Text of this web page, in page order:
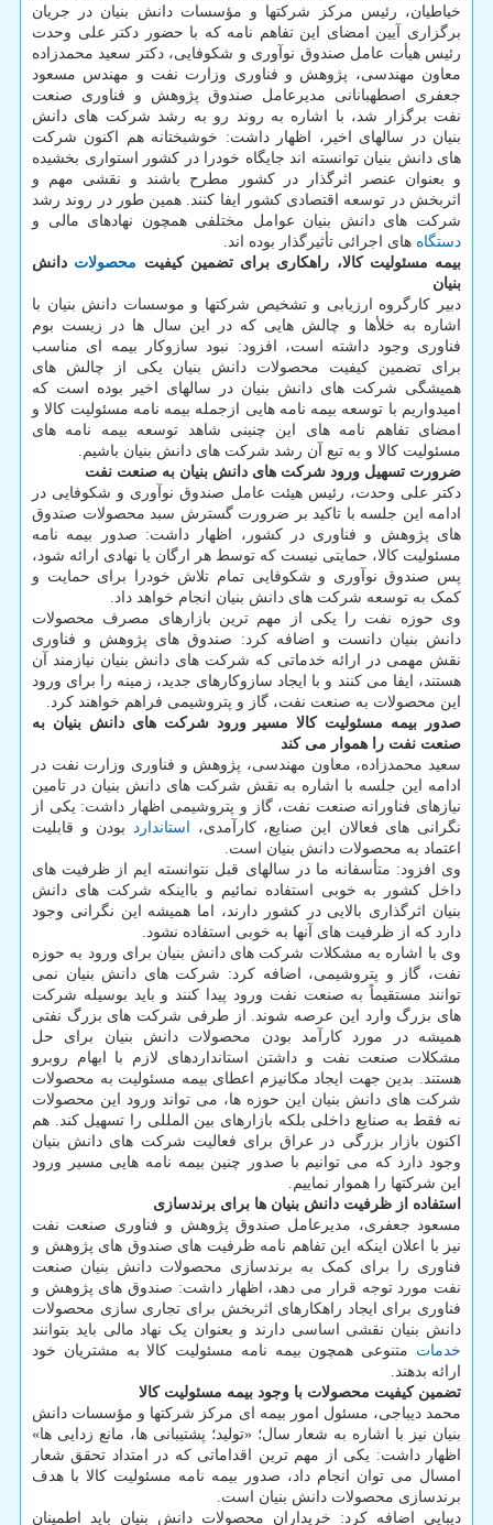
خیاطیان، رئیس مرکز شرکتها و مؤسسات دانش بنیان در جریان
برگزاری آیین امضای این تفاهم نامه که با حضور دکتر علی وحدت
رئیس هیأت عامل صندوق نوآوری و شکوفایی، دکتر سعید محمدزاده
معاون مهندسی، پژوهش و فناوری وزارت نفت و مهندس مسعود
جعفری اصطهبانانی مدیرعامل صندوق پژوهش و فناوری صنعت
نفت برگزار شد، با اشاره به روند رو به رشد شرکت های دانش
بنیان در سالهای اخیر، اظهار داشت: خوشبختانه هم اکنون شرکت
های دانش بنیان توانسته اند جایگاه خودرا در کشور استواری بخشیده
و بعنوان عنصر اثرگذار در کشور مطرح باشند و نقشی مهم و
اثربخش در توسعه اقتصادی کشور ایفا کنند. همین طور در روند رشد
شرکت های دانش بنیان عوامل مختلفی همچون نهادهای مالی و
دستگاه های اجرائی تأثیرگذار بوده اند.
بیمه مسئولیت کالا، راهکاری برای تضمین کیفیت محصولات دانش
بنیان
دبیر کارگروه ارزیابی و تشخیص شرکتها و موسسات دانش بنیان با
اشاره به خلأها و چالش هایی که در این سال ها در زیست بوم
فناوری وجود داشته است، افزود: نبود سازوکار بیمه ای مناسب
برای تضمین کیفیت محصولات دانش بنیان یکی از چالش های
همیشگی شرکت های دانش بنیان در سالهای اخیر بوده است که
امیدواریم با توسعه بیمه نامه هایی ازجمله بیمه نامه مسئولیت کالا و
امضای تفاهم نامه های این چنینی شاهد توسعه بیمه نامه های
مسئولیت کالا و به تبع آن رشد شرکت های دانش بنیان باشیم.
ضرورت تسهیل ورود شرکت های دانش بنیان به صنعت نفت
دکتر علی وحدت، رئیس هیئت عامل صندوق نوآوری و شکوفایی در
ادامه این جلسه با تاکید بر ضرورت گسترش سبد محصولات صندوق
های پژوهش و فناوری در کشور، اظهار داشت: صدور بیمه نامه
مسئولیت کالا، حمایتی نیست که توسط هر ارگان یا نهادی ارائه شود،
پس صندوق نوآوری و شکوفایی تمام تلاش خودرا برای حمایت و
کمک به توسعه شرکت های دانش بنیان انجام خواهد داد.
وی حوزه نفت را یکی از مهم ترین بازارهای مصرف محصولات
دانش بنیان دانست و اضافه کرد: صندوق های پژوهش و فناوری
نقش مهمی در ارائه خدماتی که شرکت های دانش بنیان نیازمند آن
هستند، ایفا می کنند و با ایجاد سازوکارهای جدید، زمینه را برای ورود
این محصولات به صنعت نفت، گاز و پتروشیمی فراهم خواهند کرد.
صدور بیمه مسئولیت کالا مسیر ورود شرکت های دانش بنیان به
صنعت نفت را هموار می کند
سعید محمدزاده، معاون مهندسی، پژوهش و فناوری وزارت نفت در
ادامه این جلسه با اشاره به نقش شرکت های دانش بنیان در تامین
نیازهای فناورانه صنعت نفت، گاز و پتروشیمی اظهار داشت: یکی از
نگرانی های فعالان این صنایع، کارآمدی، استاندارد
بودن و قابلیت
اعتماد به محصولات دانش بنیان است.
وی افزود: متأسفانه ما در سالهای قبل نتوانسته ایم از ظرفیت های
داخل کشور به خوبی استفاده نمائیم و بااینکه شرکت های دانش
بنیان اثرگذاری بالایی در کشور دارند، اما همیشه این نگرانی وجود
دارد که از ظرفیت های آنها به خوبی استفاده نشود.
وی با اشاره به مشکلات شرکت های دانش بنیان برای ورود به حوزه
نفت، گاز و پتروشیمی، اضافه کرد: شرکت های دانش بنیان نمی
توانند مستقیماً به صنعت نفت ورود پیدا کنند و باید بوسیله شرکت
های بزرگ وارد این عرصه شوند. از طرفی شرکت های بزرگ نفتی
همیشه در مورد کارآمد بودن محصولات دانش بنیان برای حل
مشکلات صنعت نفت و داشتن استانداردهای لازم با ابهام روبرو
هستند. بدین جهت ایجاد مکانیزم اعطای بیمه مسئولیت به محصولات
شرکت های دانش بنیان این حوزه ها، می تواند ورود این محصولات
نه فقط به صنایع داخلی بلکه بازارهای بین المللی را تسهیل کند. هم
اکنون بازار بزرگی در عراق برای فعالیت شرکت های دانش بنیان
وجود دارد که می توانیم با صدور چنین بیمه نامه هایی مسیر ورود
این شرکتها را هموار نماییم.
استفاده از ظرفیت دانش بنیان ها برای برندسازی
مسعود جعفری، مدیرعامل صندوق پژوهش و فناوری صنعت نفت
نیز با اعلان اینکه این تفاهم نامه ظرفیت های صندوق های پژوهش و
فناوری را برای کمک به برندسازی محصولات دانش بنیان صنعت
نفت مورد توجه قرار می دهد، اظهار داشت: صندوق های پژوهش و
فناوری برای ایجاد راهکارهای اثربخش برای تجاری سازی محصولات
دانش بنیان نقشی اساسی دارند و بعنوان یک نهاد مالی باید بتوانند
خدمات متنوعی همچون بیمه نامه مسئولیت کالا به مشتریان خود
ارائه بدهند.
تضمین کیفیت محصولات با وجود بیمه مسئولیت کالا
محمد دیباجی، مسئول امور بیمه ای مرکز شرکتها و مؤسسات دانش
بنیان نیز با اشاره به شعار سال؛ «تولید؛ پشتیبانی ها، مانع زدایی ها»
اظهار داشت: یکی از مهم ترین اقداماتی که در امتداد تحقق شعار
امسال می توان انجام داد، صدور بیمه نامه مسئولیت کالا با هدف
برندسازی محصولات دانش بنیان است.
دیبایی اضافه کرد: خریداران محصولات دانش بنیان باید اطمینان